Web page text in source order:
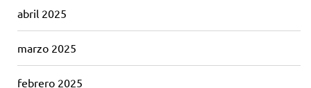
abril 2025
marzo 2025
febrero 2025